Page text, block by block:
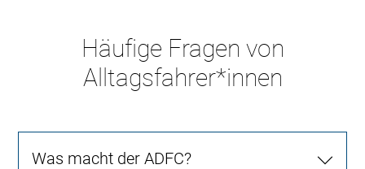
Häufige Fragen von
Alltagsfahrer*innen
Was macht der ADFC?